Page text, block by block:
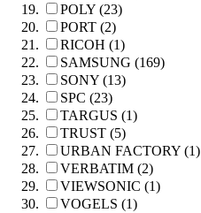
POLY (23)
PORT (2)
RICOH (1)
SAMSUNG (169)
SONY (13)
SPC (23)
TARGUS (1)
TRUST (5)
URBAN FACTORY (1)
VERBATIM (2)
VIEWSONIC (1)
VOGELS (1)